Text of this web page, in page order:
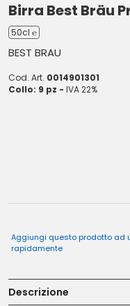
Birra Best Bräu
50cl ℮
BEST BRAU
Cod. Art. 0014901301
Collo: 9 pz - IVA 22%
Aggiungi questo prodotto ad
rapidamente
Descrizione